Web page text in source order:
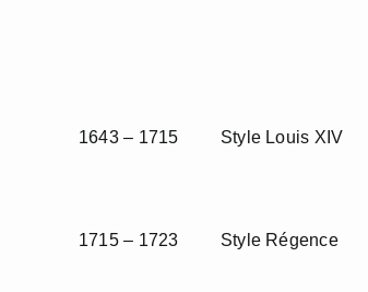
1643 – 1715 Style Louis XIV
1715 – 1723 Style Régence